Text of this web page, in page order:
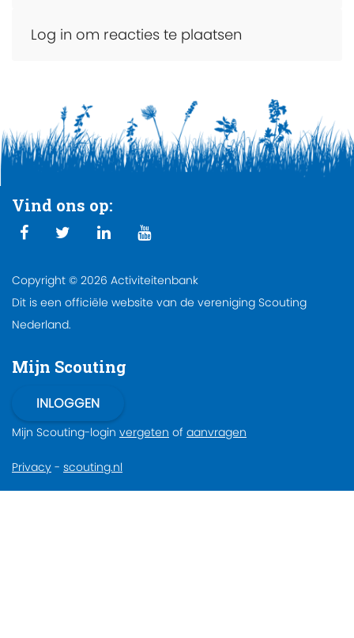
Log in om reacties te plaatsen
Vind ons op:
Copyright © 2026 Activiteitenbank
Dit is een officiële website van de vereniging Scouting
Nederland.
Mijn Scouting
Mijn Scouting-login vergeten of aanvragen
Privacy - scouting.nl